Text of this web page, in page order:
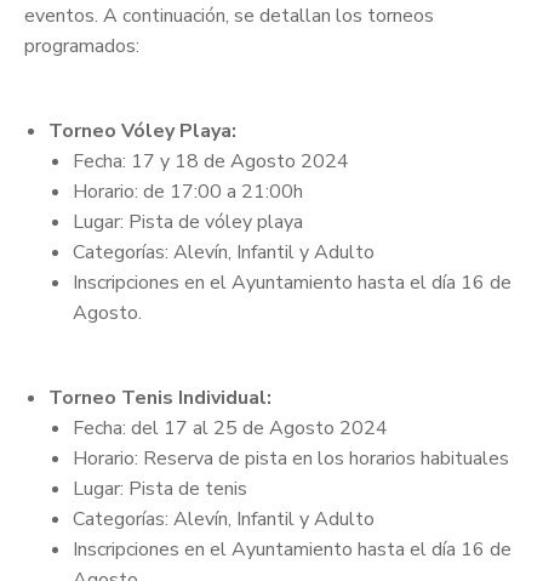
eventos. A continuación, se detallan los torneos
programados:
Torneo Vóley Playa:
Fecha: 17 y 18 de Agosto 2024
Horario: de 17:00 a 21:00h
Lugar: Pista de vóley playa
Categorías: Alevín, Infantil y Adulto
Inscripciones en el Ayuntamiento hasta el día 16 de
Agosto.
Torneo Tenis Individual:
Fecha: del 17 al 25 de Agosto 2024
Horario: Reserva de pista en los horarios habituales
Lugar: Pista de tenis
Categorías: Alevín, Infantil y Adulto
Inscripciones en el Ayuntamiento hasta el día 16 de